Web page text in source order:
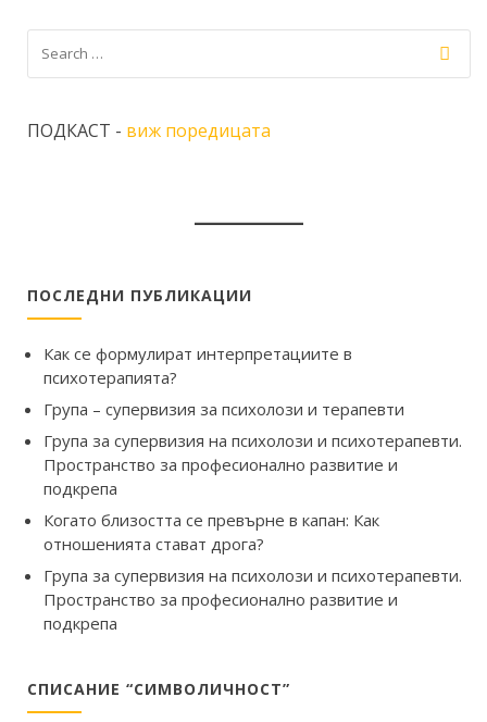
ПОДКАСТ - виж поредицата
ПОСЛЕДНИ ПУБЛИКАЦИИ
Как се формулират интерпретациите в
психотерапията?
Група – супервизия за психолози и терапевти
Група за супервизия на психолози и психотерапевти.
Пространство за професионално развитие и
подкрепа
Когато близостта се превърне в капан: Как
отношенията стават дрога?
Група за супервизия на психолози и психотерапевти.
Пространство за професионално развитие и
подкрепа
СПИСАНИЕ “СИМВОЛИЧНОСТ”